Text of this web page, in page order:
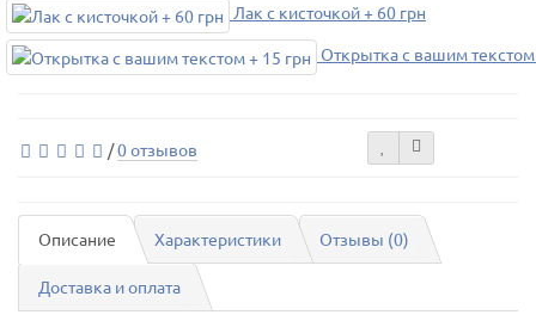
Лак с кисточкой + 60 грн
Открытка с вашим текстом
/0 отзывов
Описание Характеристики Отзывы (0)
Доставка и оплата